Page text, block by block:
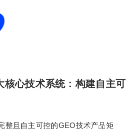
核心技术系统：构建自主可
整且自主可控的GEO技术产品矩